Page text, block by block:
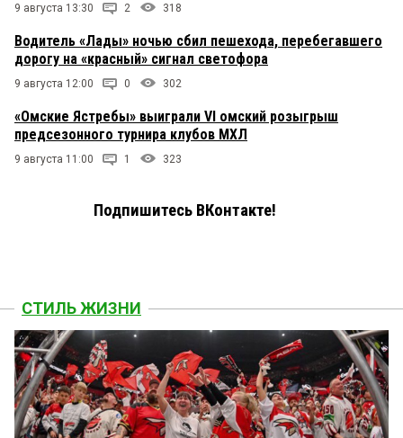
9 августа 13:30 2 318
Водитель «Лады» ночью сбил пешехода, перебегавшего
дорогу на «красный» сигнал светофора
9 августа 12:00 0 302
«Омские Ястребы» выиграли VI омский розыгрыш
предсезонного турнира клубов МХЛ
9 августа 11:00 1 323
Подпишитесь ВКонтакте!
СТИЛЬ ЖИЗНИ